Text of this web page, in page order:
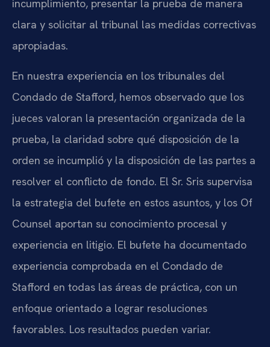
incumplimiento, presentar la prueba de manera
clara y solicitar al tribunal las medidas correctivas
apropiadas.
En nuestra experiencia en los tribunales del
Condado de Stafford, hemos observado que los
jueces valoran la presentación organizada de la
prueba, la claridad sobre qué disposición de la
orden se incumplió y la disposición de las partes a
resolver el conflicto de fondo. El Sr. Sris supervisa
la estrategia del bufete en estos asuntos, y los Of
Counsel aportan su conocimiento procesal y
experiencia en litigio. El bufete ha documentado
experiencia comprobada en el Condado de
Stafford en todas las áreas de práctica, con un
enfoque orientado a lograr resoluciones
favorables. Los resultados pueden variar.